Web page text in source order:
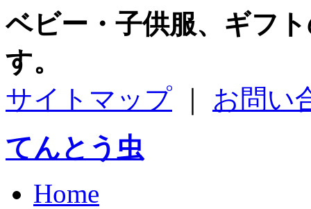
ベビー・子供服、ギフ
す。
サイトマップ
お問い
てんとう虫
Home